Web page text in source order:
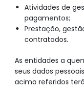
Atividades de
pagamentos;
Prestação,
contratados.
As entidades a
seus dados
acima referidos